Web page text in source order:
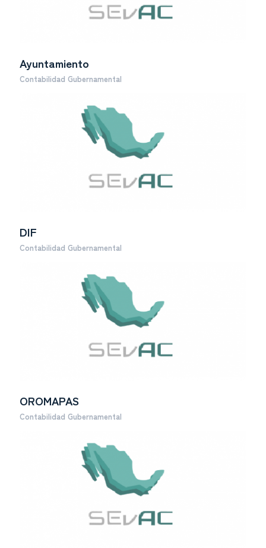
Ayuntamiento
Contabilidad Gubernamental
DIF
Contabilidad Gubernamental
OROMAPAS
Contabilidad Gubernamental